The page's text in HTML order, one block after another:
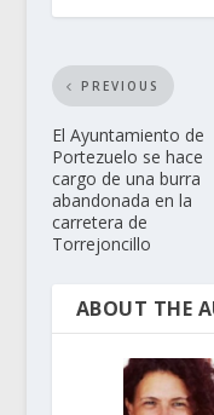
PREVIOUS
El Ayuntamiento de
Portezuelo se hace
cargo de una burra
abandonada en la
carretera de
Torrejoncillo
ABOUT THE